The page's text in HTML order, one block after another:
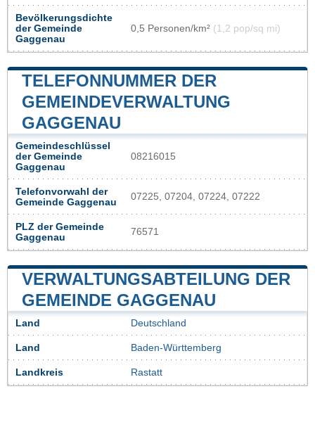
Bevölkerungsdichte
der Gemeinde
Gaggenau
0,5 Personen/km² (1,2 pop/sq mi)
TELEFONNUMMER DER
GEMEINDEVERWALTUNG
GAGGENAU
Gemeindeschlüssel
der Gemeinde
Gaggenau
08216015
Telefonvorwahl der
Gemeinde Gaggenau
07225, 07204, 07224, 07222
PLZ der Gemeinde
Gaggenau
76571
VERWALTUNGSABTEILUNG DER
GEMEINDE GAGGENAU
Land Deutschland
Land Baden-Württemberg
Landkreis Rastatt